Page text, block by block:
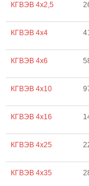
КГВЭВ 4х2,5
КГВЭВ 4х4
КГВЭВ 4х6
КГВЭВ 4х10
КГВЭВ 4х16
КГВЭВ 4х25
КГВЭВ 4х35